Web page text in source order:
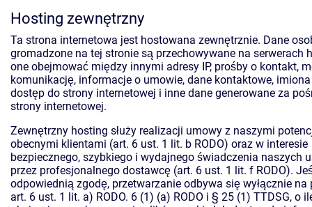
Hosting zewnętrzny
Ta strona internetowa jest hostowana zewnętrznie. Dane
gromadzone na tej stronie są przechowywane na serwerach
one obejmować między innymi adresy IP, prośby o kontakt,
komunikację, informacje o umowie, dane kontaktowe,
dostęp do strony internetowej i inne dane generowane za
strony internetowej.
Zewnętrzny hosting służy realizacji umowy z naszymi
obecnymi klientami (art. 6 ust. 1 lit. b RODO) oraz w interesie
bezpiecznego, szybkiego i wydajnego świadczenia naszych
przez profesjonalnego dostawcę (art. 6 ust. 1 lit. f RODO).
odpowiednią zgodę, przetwarzanie odbywa się wyłącznie na
art. 6 ust. 1 lit. a) RODO. 6 (1) (a) RODO i § 25 (1) TTDSG, o